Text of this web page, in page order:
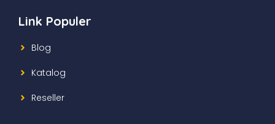
Link Populer
Blog
Katalog
Reseller